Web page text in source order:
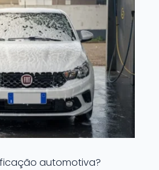
automotiva?